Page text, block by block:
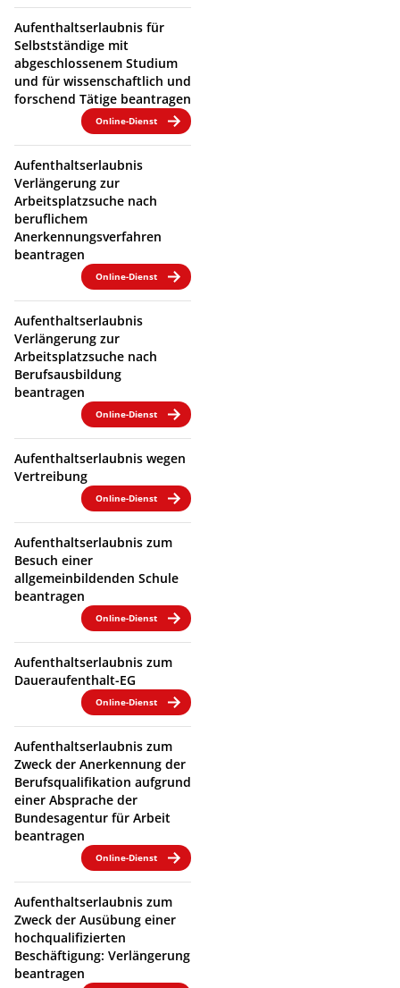
Aufenthaltserlaubnis für
Selbstständige mit
abgeschlossenem Studium
und für wissenschaftlich und
forschend Tätige beantragen
Online-Dienst
Aufenthaltserlaubnis
Verlängerung zur
Arbeitsplatzsuche nach
beruflichem
Anerkennungsverfahren
beantragen
Online-Dienst
Aufenthaltserlaubnis
Verlängerung zur
Arbeitsplatzsuche nach
Berufsausbildung
beantragen
Online-Dienst
Aufenthaltserlaubnis wegen
Vertreibung
Online-Dienst
Aufenthaltserlaubnis zum
Besuch einer
allgemeinbildenden Schule
beantragen
Online-Dienst
Aufenthaltserlaubnis zum
Daueraufenthalt-EG
Online-Dienst
Aufenthaltserlaubnis zum
Zweck der Anerkennung der
Berufsqualifikation aufgrund
einer Absprache der
Bundesagentur für Arbeit
beantragen
Online-Dienst
Aufenthaltserlaubnis zum
Zweck der Ausübung einer
hochqualifizierten
Beschäftigung: Verlängerung
beantragen